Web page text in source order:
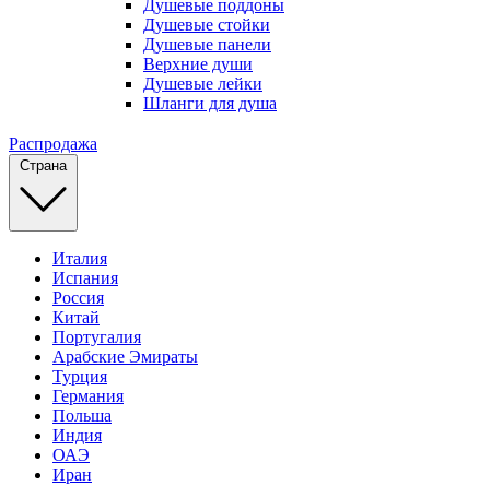
Душевые поддоны
Душевые стойки
Душевые панели
Верхние души
Душевые лейки
Шланги для душа
Распродажа
Страна
Италия
Испания
Россия
Китай
Португалия
Арабские Эмираты
Турция
Германия
Польша
Индия
ОАЭ
Иран